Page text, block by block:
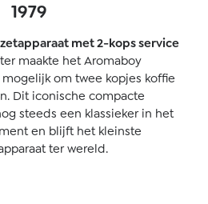
1979
met 2-kops service
maakte het Aromaboy
om twee kopjes koffie
Dit iconische compacte
steeds een klassieker in het
en blijft het kleinste
ter wereld.